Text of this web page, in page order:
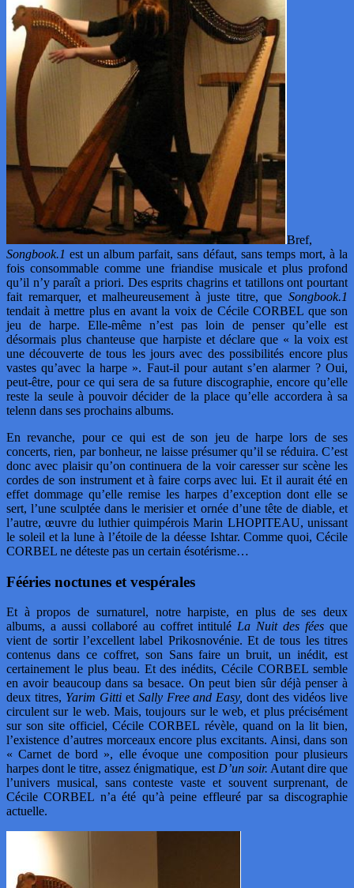
Bref,
Songbook.1 est un album parfait, sans défaut, sans temps mort, à la
fois consommable comme une friandise musicale et plus profond
qu’il n’y paraît a priori. Des esprits chagrins et tatillons ont pourtant
fait remarquer, et malheureusement à juste titre, que Songbook.1
tendait à mettre plus en avant la voix de Cécile CORBEL que son
jeu de harpe. Elle-même n’est pas loin de penser qu’elle est
désormais plus chanteuse que harpiste et déclare que « la voix est
une découverte de tous les jours avec des possibilités encore plus
vastes qu’avec la harpe ». Faut-il pour autant s’en alarmer ? Oui,
peut-être, pour ce qui sera de sa future discographie, encore qu’elle
reste la seule à pouvoir décider de la place qu’elle accordera à sa
telenn dans ses prochains albums.
En revanche, pour ce qui est de son jeu de harpe lors de ses
concerts, rien, par bonheur, ne laisse présumer qu’il se réduira. C’est
donc avec plaisir qu’on continuera de la voir caresser sur scène les
cordes de son instrument et à faire corps avec lui. Et il aurait été en
effet dommage qu’elle remise les harpes d’exception dont elle se
sert, l’une sculptée dans le merisier et ornée d’une tête de diable, et
l’autre, œuvre du luthier quimpérois Marin LHOPITEAU, unissant
le soleil et la lune à l’étoile de la déesse Ishtar. Comme quoi, Cécile
CORBEL ne déteste pas un certain ésotérisme…
Fééries noctunes et vespérales
Et à propos de surnaturel, notre harpiste, en plus de ses deux
albums, a aussi collaboré au coffret intitulé La Nuit des fées que
vient de sortir l’excellent label Prikosnovénie. Et de tous les titres
contenus dans ce coffret, son Sans faire un bruit, un inédit, est
certainement le plus beau. Et des inédits, Cécile CORBEL semble
en avoir beaucoup dans sa besace. On peut bien sûr déjà penser à
deux titres, Yarim Gittiet Sally Free and Easy, dont des vidéos live
circulent sur le web. Mais, toujours sur le web, et plus précisément
sur son site officiel, Cécile CORBEL révèle, quand on la lit bien,
l’existence d’autres morceaux encore plus excitants. Ainsi, dans son
« Carnet de bord », elle évoque une composition pour plusieurs
harpes dont le titre, assez énigmatique, est D’un soir. Autant dire que
l’univers musical, sans conteste vaste et souvent surprenant, de
Cécile CORBEL n’a été qu’à peine effleuré par sa discographie
actuelle.